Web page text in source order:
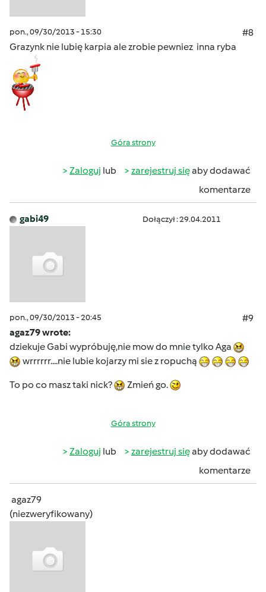
pon., 09/30/2013 - 15:30
#8
Grazynk nie lubię karpia ale zrobie pewniez inna ryba
Góra strony
Zaloguj lub zarejestruj sięaby dodawać
komentarze
gabi49 Dołączył : 29.04.2011
pon., 09/30/2013 - 20:45
#9
agaz79 wrote:
dziekuje Gabi wypróbuję,nie mow do mnie tylko Aga
wrrrrrr....nie lubie kojarzy mi sie z ropuchą
To po co masz taki nick? Zmień go.
Góra strony
Zaloguj lub zarejestruj sięaby dodawać
komentarze
agaz79
(niezweryfikowany)